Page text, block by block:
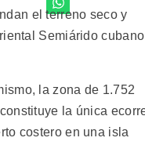
el terreno seco y
Semiárido
la zona de 1.752
la única
costero en una isla